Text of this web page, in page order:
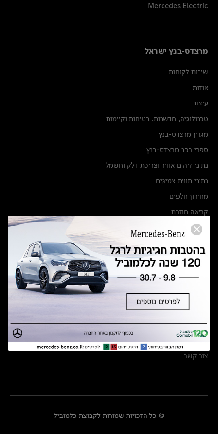
Mercedes Electric
מרצדס-בנץ ישראל
שירות לקוחות
אודות
עיצוב
טכנולוגיה, חדשנות, בטיחות וקיימות
מגזין מרצדס-בנץ
ספרי רכב מרצדס-בנץ
נתוני זיהום אוויר וצריכת דלק וחשמל
נתוני תווית צמיגים
מחירון חלפים
קריאה חוזרת
הודעה על הטבות לרכבי מרצדס בהסדר פשרה בתצ 56447-02-19
תקנון ימי מכירות 120 לכלמוביל
מצאו אותנו
אולמות תצוגה
מרכזי שירות
צור קשר
© כל הזכויות שמורות לקבוצת כלמוביל